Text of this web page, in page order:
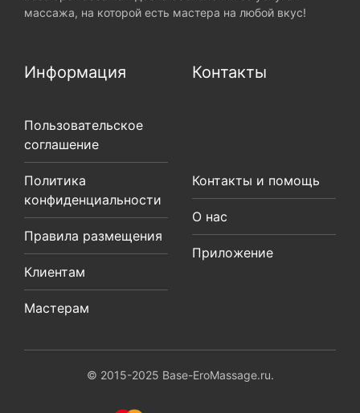
массажа, на которой есть мастера на любой вкус!
Информация
Пользовательское
соглашение
Политика
конфиденциальности
Правила размещения
Клиентам
Мастерам
Контакты
Контакты и помощь
О нас
Приложение
© 2015-2025 Base-EroMassage.ru.